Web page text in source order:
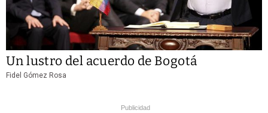
Un lustro del acuerdo de Bogotá
Fidel Gómez Rosa
Publicidad